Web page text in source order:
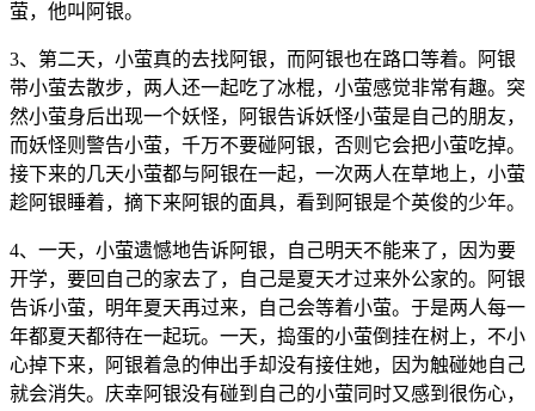
萤，他叫阿银。
3、第二天，小萤真的去找阿银，而阿银也在路口等着。阿银
带小萤去散步，两人还一起吃了冰棍，小萤感觉非常有趣。突
然小萤身后出现一个妖怪，阿银告诉妖怪小萤是自己的朋友，
而妖怪则警告小萤，千万不要碰阿银，否则它会把小萤吃掉。
接下来的几天小萤都与阿银在一起，一次两人在草地上，小萤
趁阿银睡着，摘下来阿银的面具，看到阿银是个英俊的少年。
4、一天，小萤遗憾地告诉阿银，自己明天不能来了，因为要
开学，要回自己的家去了，自己是夏天才过来外公家的。阿银
告诉小萤，明年夏天再过来，自己会等着小萤。于是两人每一
年都夏天都待在一起玩。一天，捣蛋的小萤倒挂在树上，不小
心掉下来，阿银着急的伸出手却没有接住她，因为触碰她自己
就会消失。庆幸阿银没有碰到自己的小萤同时又感到很伤心，